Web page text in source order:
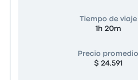
Tiempo de viaje
1h 20m
Precio promedio
$ 24.591